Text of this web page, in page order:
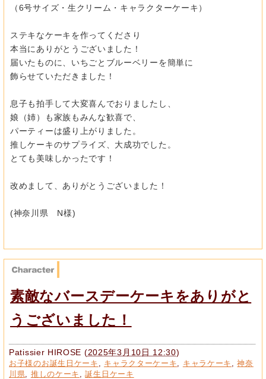
（6号サイズ・生クリーム・キャラクターケーキ）
ステキなケーキを作ってくださり
本当にありがとうございました！
届いたものに、いちごとブルーベリーを簡単に
飾らせていただきました！
息子も拍手して大変喜んでおりましたし、
娘（姉）も家族もみんな歓喜で、
パーティーは盛り上がりました。
推しケーキのサプライズ、大成功でした。
とても美味しかったです！
改めまして、ありがとうございました！
(神奈川県 N様)
素敵なバースデーケーキをありがと
うございました！
Patissier HIROSE (2025年3月10日 12:30)
お子様のお誕生日ケーキ キャラクターケーキ キャラケーキ ,神奈
川県
推しのケーキ ,誕生日ケーキ